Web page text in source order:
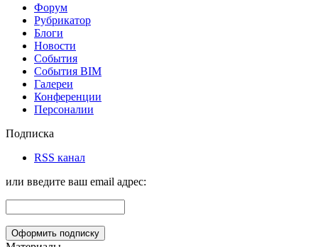
Форум
Рубрикатор
Блоги
Новости
События
События BIM
Галереи
Конференции
Персоналии
Подписка
RSS канал
или введите ваш email адрес: